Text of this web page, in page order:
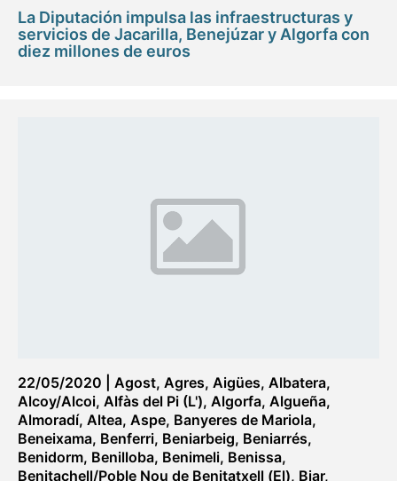
La Diputación impulsa las infraestructuras y
servicios de Jacarilla, Benejúzar y Algorfa con
diez millones de euros
22/05/2020 Agost, Agres, Aigües, Albatera,
Alcoy/Alcoi, Alfàs del Pi (L'), Algorfa, Algueña,
Almoradí, Altea, Aspe, Banyeres de Mariola,
Beneixama, Benferri, Beniarbeig, Beniarrés,
Benidorm, Benilloba, Benimeli, Benissa,
Benitachell/Poble Nou de Benitatxell (El), Biar,